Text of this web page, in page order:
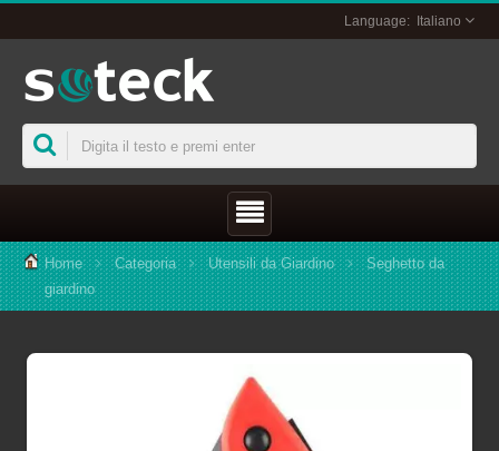
Italiano
Home Categoria Utensili da Giardino
Seghetto da
giardino